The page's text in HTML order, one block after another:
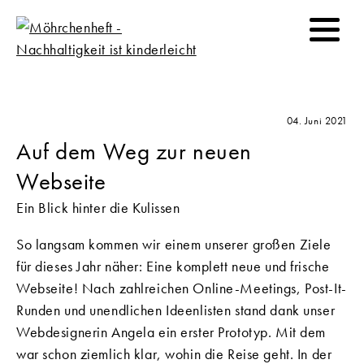
04. Juni 2021
Auf dem Weg zur neuen
Webseite
Ein Blick hinter die Kulissen
So langsam kommen wir einem unserer großen Ziele
für dieses Jahr näher: Eine komplett neue und frische
Webseite! Nach zahlreichen Online-Meetings, Post-It-
Runden und unendlichen Ideenlisten stand dank unser
Webdesignerin Angela ein erster Prototyp. Mit dem
war schon ziemlich klar, wohin die Reise geht. In der